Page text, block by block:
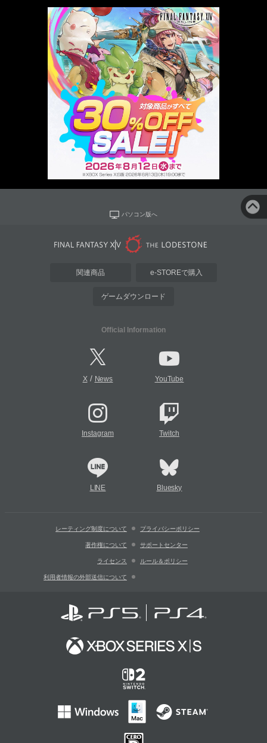
パソコン版へ
関連商品 e-STOREで購入
ゲームダウンロード
Official Information
X/ News YouTube
Instagram Twitch
LINE Bluesky
レーティング制度について プライバシーポリシー
著作権について サポートセンター
ライセンス ルール＆ポリシー
利用者情報の外部送信について